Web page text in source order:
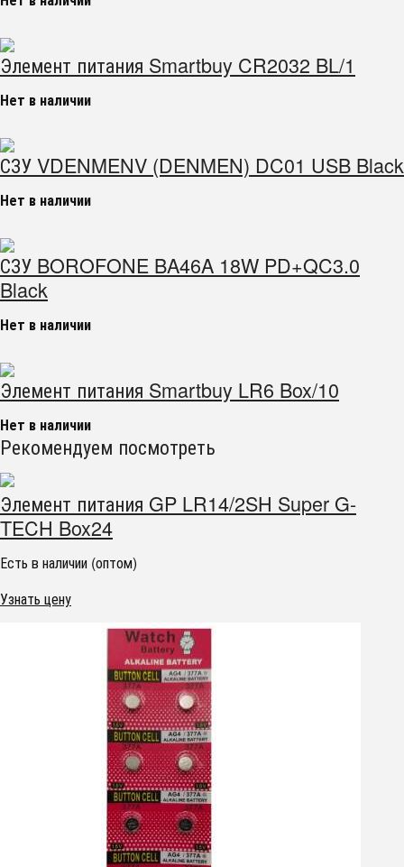
Элемент питания Smartbuy CR2032 BL/1
Нет в наличии
СЗУ VDENMENV (DENMEN) DC01 USB Black
Нет в наличии
СЗУ BOROFONE BA46A 18W PD+QC3.0
Black
Нет в наличии
Элемент питания Smartbuy LR6 Box/10
Нет в наличии
Рекомендуем посмотреть
Элемент питания GP LR14/2SH Super G-
TECH Box24
Есть в наличии (оптом)
Узнать цену